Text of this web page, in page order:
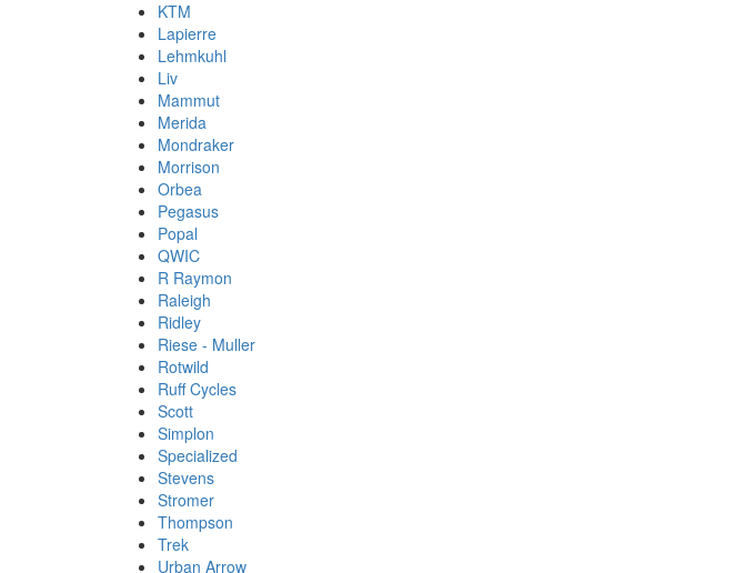
KTM
Lapierre
Lehmkuhl
Liv
Mammut
Merida
Mondraker
Morrison
Orbea
Pegasus
Popal
QWIC
R Raymon
Raleigh
Ridley
Riese - Muller
Rotwild
Ruff Cycles
Scott
Simplon
Specialized
Stevens
Stromer
Thompson
Trek
Urban Arrow